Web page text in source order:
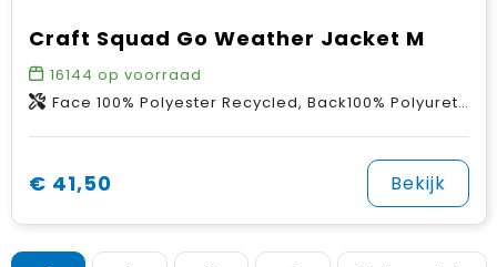
Craft Squad Go Weather Jacket M
16144 op voorraad
Face 100% Polyester Recycled, Back100% Polyurethane
€ 41,50 Bekijk